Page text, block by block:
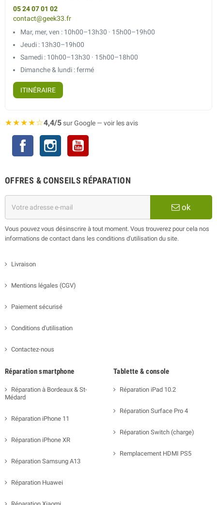
05 24 07 01 02
contact@geek33.fr
Mar, mer, ven : 10h00–13h30 · 15h00–19h00
Jeudi : 13h30–19h00
Samedi : 10h00–13h30 · 15h00–18h00
Dimanche & lundi : fermé
ITINÉRAIRE
★★★★☆4,4/5sur Google — voir les avis
Facebook Instagram
OFFRES & CONSEILS RÉPARATION
ok
Vous pouvez vous désinscrire à tout moment. Vous trouverez pour cela nos
informations de contact dans les conditions d'utilisation du site.
Livraison
Mentions légales (CGV)
Paiement sécurisé
Conditions d'utilisation
Contactez-nous
Réparation smartphone
Réparation à Bordeaux & St-
Médard
Réparation iPhone 11
Réparation iPhone XR
Réparation Samsung A13
Réparation Huawei
Tablette & console
Réparation iPad 10.2
Réparation Surface Pro 4
Réparation Switch (charge)
Remplacement HDMI PS5